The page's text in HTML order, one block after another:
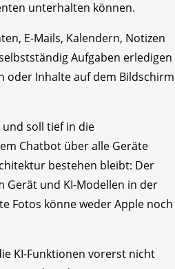
unterhalten können.
E-Mails, Kalendern, Notizen
Aufgaben erledigen
oder Inhalte auf dem Bildschirm
und soll tief in die
Chatbot über alle Geräte
bestehen bleibt: Der
Gerät und KI-Modellen in der
Fotos könne weder Apple noch
KI-Funktionen vorerst nicht